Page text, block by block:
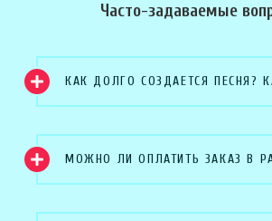
Часто-задаваемые
КАК ДОЛГО СОЗДАЕТСЯ ПЕСНЯ?
МОЖНО ЛИ ОПЛАТИТЬ ЗАКАЗ В